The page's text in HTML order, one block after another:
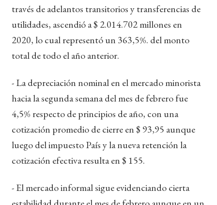
través de adelantos transitorios y transferencias de
utilidades, ascendió a $ 2.014.702 millones en
2020, lo cual representó un 363,5%. del monto
total de todo el año anterior.
- La depreciación nominal en el mercado minorista
hacia la segunda semana del mes de febrero fue
4,5% respecto de principios de año, con una
cotización promedio de cierre en $ 93,95 aunque
luego del impuesto País y la nueva retención la
cotización efectiva resulta en $ 155.
- El mercado informal sigue evidenciando cierta